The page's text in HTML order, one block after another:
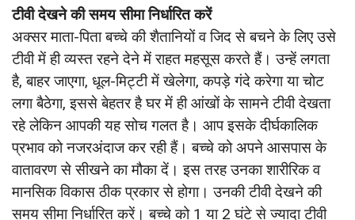
टीवी देखने की समय सीमा निर्धारित करें
अक्सर माता-पिता बच्चे की शैतानियों व जिद से बचने के लिए उसे
टीवी में ही व्यस्त रहने देने में राहत महसूस करते हैं। उन्हें लगता
है, बाहर जाएगा, धूल-मिट्टी में खेलेगा, कपड़े गंदे करेगा या चोट
लगा बैठेगा, इससे बेहतर है घर में ही आंखों के सामने टीवी देखता
रहे लेकिन आपकी यह सोच गलत है। आप इसके दीर्घकालिक
प्रभाव को नजरअंदाज कर रही हैं। बच्चे को अपने आसपास के
वातावरण से सीखने का मौका दें। इस तरह उनका शारीरिक व
मानसिक विकास ठीक प्रकार से होगा। उनकी टीवी देखने की
समय सीमा निर्धारित करें। बच्चे को 1 या 2 घंटे से ज्यादा टीवी